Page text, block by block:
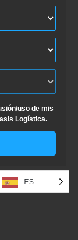
uso de mis
Logística.
RESERVADOS
ES